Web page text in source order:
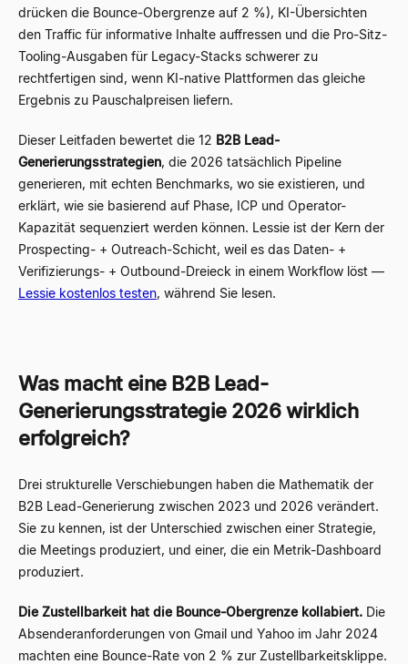
drücken die Bounce-Obergrenze auf 2 %), KI-Übersichten
den Traffic für informative Inhalte auffressen und die Pro-Sitz-
Tooling-Ausgaben für Legacy-Stacks schwerer zu
rechtfertigen sind, wenn KI-native Plattformen das gleiche
Ergebnis zu Pauschalpreisen liefern.
Dieser Leitfaden bewertet die 12 B2B Lead-
Generierungsstrategien, die 2026 tatsächlich Pipeline
generieren, mit echten Benchmarks, wo sie existieren, und
erklärt, wie sie basierend auf Phase, ICP und Operator-
Kapazität sequenziert werden können. Lessie ist der Kern der
Prospecting- + Outreach-Schicht, weil es das Daten- +
Verifizierungs- + Outbound-Dreieck in einem Workflow löst —
Lessie kostenlos testen, während Sie lesen.
Was macht eine B2B Lead-
Generierungsstrategie 2026 wirklich
erfolgreich?
Drei strukturelle Verschiebungen haben die Mathematik der
B2B Lead-Generierung zwischen 2023 und 2026 verändert.
Sie zu kennen, ist der Unterschied zwischen einer Strategie,
die Meetings produziert, und einer, die ein Metrik-Dashboard
produziert.
Die Zustellbarkeit hat die Bounce-Obergrenze kollabiert. Die
Absenderanforderungen von Gmail und Yahoo im Jahr 2024
machten eine Bounce-Rate von 2 % zur Zustellbarkeitsklippe.